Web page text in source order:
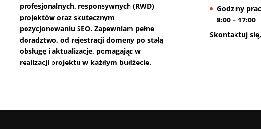
profesjonalnych, responsywnych (RWD)
projektów oraz skutecznym
pozycjonowaniu SEO. Zapewniam pełne
doradztwo, od rejestracji domeny po stałą
obsługę i aktualizacje, pomagając w
realizacji projektu w każdym budżecie.
Godziny
8:00 – 17:00
Skontaktuj